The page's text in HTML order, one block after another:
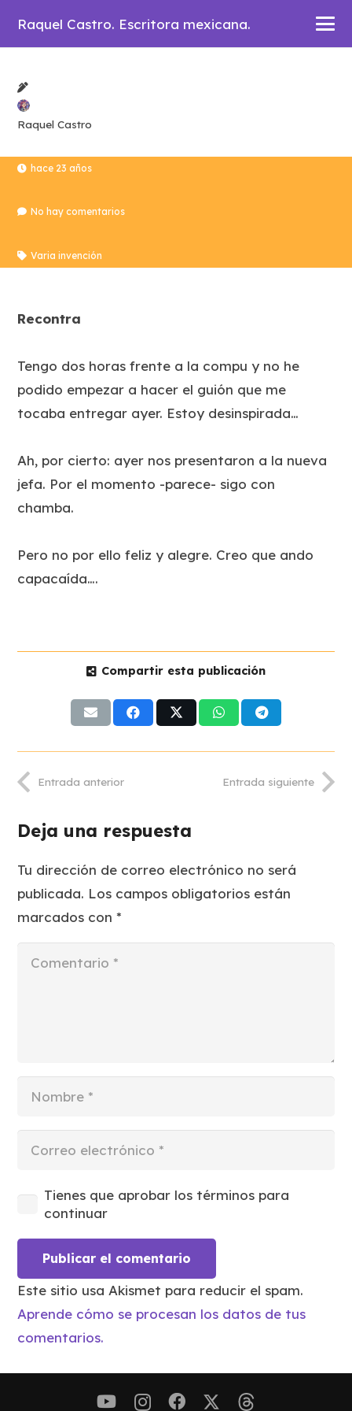
Raquel Castro. Escritora mexicana.
Raquel Castro
hace 23 años
No hay comentarios
Varia invención
Recontra
Tengo dos horas frente a la compu y no he
podido empezar a hacer el guión que me
tocaba entregar ayer. Estoy desinspirada…
Ah, por cierto: ayer nos presentaron a la nueva
jefa. Por el momento -parece- sigo con
chamba.
Pero no por ello feliz y alegre. Creo que ando
capacaída….
Compartir esta publicación
Entrada anterior Entrada siguiente
Deja una respuesta
Tu dirección de correo electrónico no será
publicada. Los campos obligatorios están
marcados con*
Tienes que aprobar los términos para
continuar
Publicar el comentario
Este sitio usa Akismet para reducir el spam.
Aprende cómo se procesan los datos de tus
comentarios.